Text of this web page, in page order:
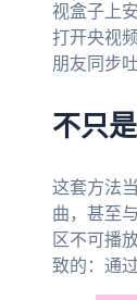
视盒子上
打开央视
朋友同步
不只
这套方法
曲，甚至
区不可播
致的：通